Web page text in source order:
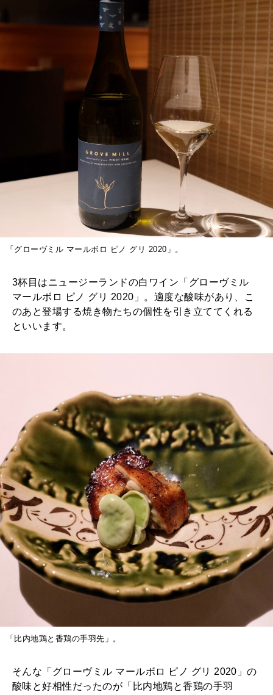
「グローヴミル マールボロ ピノ グリ 2020」。
3杯目はニュージーランドの白ワイン「グローヴミル
マールボロ ピノ グリ 2020」。適度な酸味があり、こ
のあと登場する焼き物たちの個性を引き立ててくれる
といいます。
「比内地鶏と香鶏の手羽先」。
そんな「グローヴミル マールボロ ピノ グリ 2020」の
酸味と好相性だったのが「比内地鶏と香鶏の手羽